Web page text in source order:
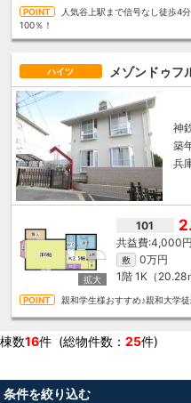
人気谷上駅まで信号なし徒歩4
100％！
ハイツ メゾンドゥフ
神
築
兵
101
4,000円
敷 0万円
1階 1K（20.28
親和学生様おすすめ♪親和大学
棟数16件 (総物件数： 25件)
条件を絞り込む